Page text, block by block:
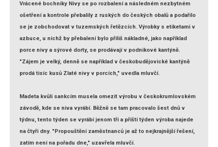
Vrácené bochníky Nivy se po rozbalení a následném nezbytném
ošetření a kontrole přebalily z ruských do českých obalů a podařilo
se je zobchodovat v tuzemských řetězcích. Výrobky s etiketami v
azbuce, u nichž by přebalení bylo příliš nákladné, jako například
porce nivy a sýrové dorty, se prodávají v podnikové kantýně.
"Zájem je velký, denně se například v českobudějovické kantýně
prodá tisíc kusů Zlaté nivy v porcích," uvedla mluvčí.
Madeta kvůli sankcím musela omezit výrobu v českokrumlovském
závodě, kde se niva vyrábí. Běžně se tam pracovalo šest dnů v
týdnu, tento týden se vyrábí jenom tři a příští týden výroba najede
na čtyři dny. "Propouštění zaměstnanců je až to nejkrajnější řešení,
zatím není na pořadu dne," uzavřela mluvčí.